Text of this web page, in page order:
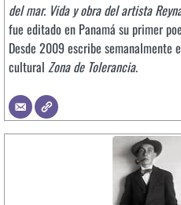
del mar. Vida y obra del artista
fue editado en Panamá su primer
Desde 2009 escribe semanalmente
cultural Zona de Tolerancia.